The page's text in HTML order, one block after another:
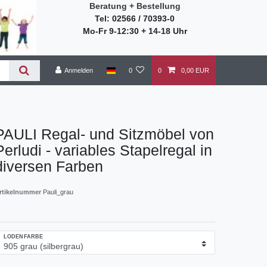
Beratung + Bestellung
Tel: 02566 / 70393-0
Mo-Fr 9-12:30 + 14-18 Uhr
Anmelden 0 0 0,00 EUR
Regal- und Sitzmöbel von
- variables Stapelregal in
Farben
Pauli_grau
LODENFARBE